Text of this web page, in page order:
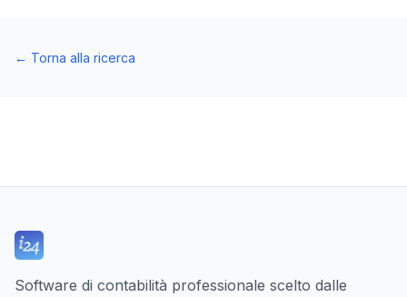
← Torna alla ricerca
Software di contabilità professionale scelto dalle